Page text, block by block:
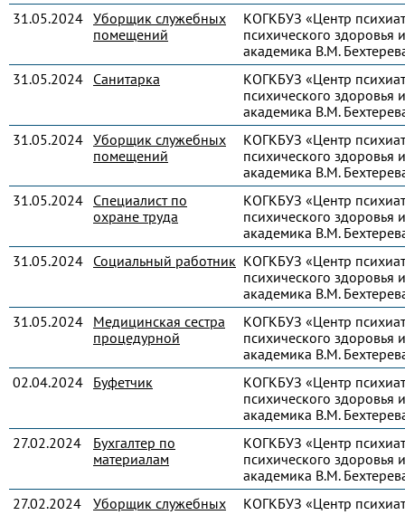
31.05.2024 Уборщик служебных
помещений
КОГКБУЗ «Центр
психического здоровья
академика В.М.
31.05.2024 Санитарка
КОГКБУЗ «Центр
психического здоровья
академика В.М.
31.05.2024 Уборщик служебных
помещений
КОГКБУЗ «Центр
психического здоровья
академика В.М.
31.05.2024 Специалист по
охране труда
КОГКБУЗ «Центр
психического здоровья
академика В.М.
31.05.2024 Социальный работник КОГКБУЗ «Центр
психического здоровья
академика В.М.
31.05.2024 Медицинская сестра
процедурной
КОГКБУЗ «Центр
психического здоровья
академика В.М.
02.04.2024 Буфетчик
КОГКБУЗ «Центр
психического здоровья
академика В.М.
27.02.2024
Бухгалтер по
материалам
КОГКБУЗ «Центр
психического здоровья
академика В.М.
27.02.2024
Уборщик служебных
КОГКБУЗ «Центр